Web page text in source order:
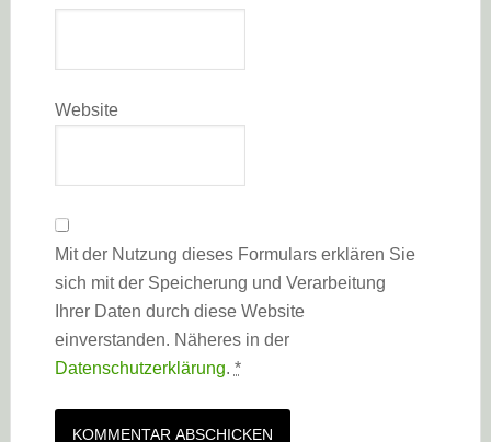
Website
Mit der Nutzung dieses Formulars erklären Sie
sich mit der Speicherung und Verarbeitung
Ihrer Daten durch diese Website
einverstanden. Näheres in der
Datenschutzerklärung. *